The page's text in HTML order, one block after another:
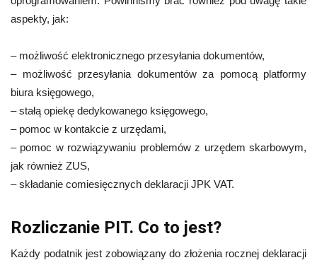
aspekty, jak:
– możliwość elektronicznego przesyłania dokumentów,
– możliwość przesyłania dokumentów za pomocą platformy
biura księgowego,
– stałą opiekę dedykowanego księgowego,
– pomoc w kontakcie z urzędami,
– pomoc w rozwiązywaniu problemów z urzędem skarbowym,
jak również ZUS,
– składanie comiesięcznych deklaracji JPK VAT.
Rozliczanie PIT. Co to jest?
Każdy podatnik jest zobowiązany do złożenia rocznej deklaracji